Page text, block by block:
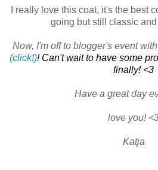
I really love this coat, it's the best
going but still classic
Now, I'm off to blogger's event with
(click!)! Can't wait to have some
finally! <3
Have a great day
love you!
Katja